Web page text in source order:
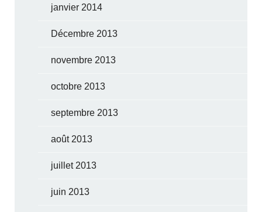
janvier 2014
Décembre 2013
novembre 2013
octobre 2013
septembre 2013
août 2013
juillet 2013
juin 2013